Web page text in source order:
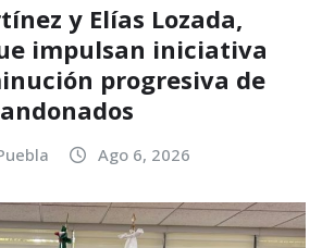
y Elías Lozada,
impulsan iniciativa
progresiva de
Ago 6, 2026